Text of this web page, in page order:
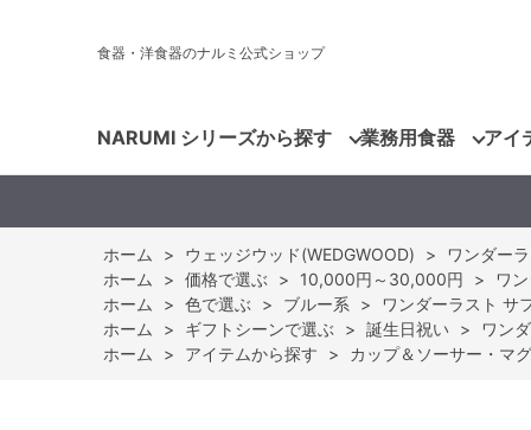
食器・洋食器のナルミ公式ショップ
NARUMI シリーズから探す 業務用食器 アイ
ホーム > ウェッジウッド(WEDGWOOD) >
ワンダー
ホーム
> 価格で選ぶ > 10,000円～30,000円 >
ワ
ホーム
> 色で選ぶ > ブルー系 >
ワンダーラスト サ
ホーム
> ギフトシーンで選ぶ > 誕生日祝い >
ワン
ホーム
> アイテムから探す > カップ＆ソーサー・マ